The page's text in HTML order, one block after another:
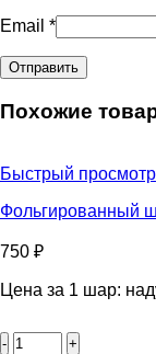
Email *
Похожие
Быстрый просмотр
Фольгированный
750 ₽
Цена за 1 шар:
товара